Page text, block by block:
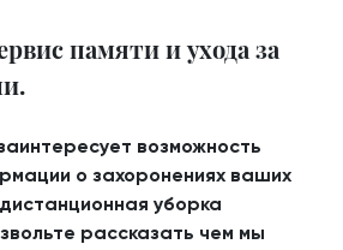
памяти и ухода за
возможность
о захоронениях ваших
уборка
рассказать чем мы